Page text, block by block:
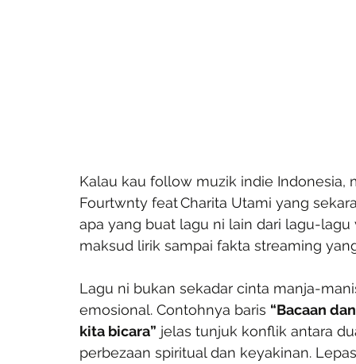
Kalau kau follow muzik indie
Fourtwnty feat Charita Utami yang
apa yang buat lagu ni lain dari lagu-
maksud lirik sampai fakta streaming
Lagu ni bukan sekadar cinta manja-
emosional. Contohnya baris “Bacaan
kita bicara” jelas tunjuk konflik antara
perbezaan spiritual dan keyakinan.